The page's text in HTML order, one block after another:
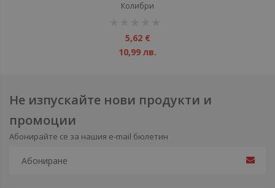
Колибри
5,62 €
10,99 лв.
Не изпускайте нови продукти и
промоции
Абонирайте се за нашия e-mail бюлетин